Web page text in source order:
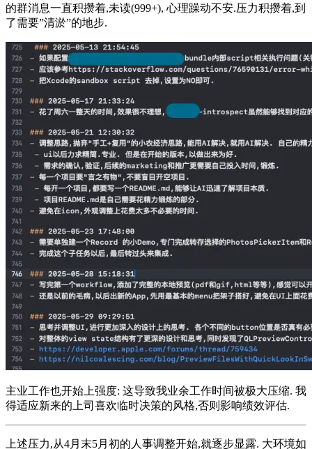
的群消息一直积攒着,未读(999+), 心理躁动不安.压力积攒着,到
了需要”清淤”的地步.
主业工作也开始上强度: 这导致我业余工作时间被极大压缩. 我
得适应新来的上司喜欢临时决策的风格,否则影响绩效评估.
上述压力,从4月末5月初的人事调整开始,就逐步显露. 大环境如